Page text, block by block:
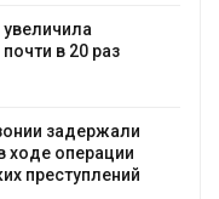
в 20 раз
задержали
ходе операции
преступлений